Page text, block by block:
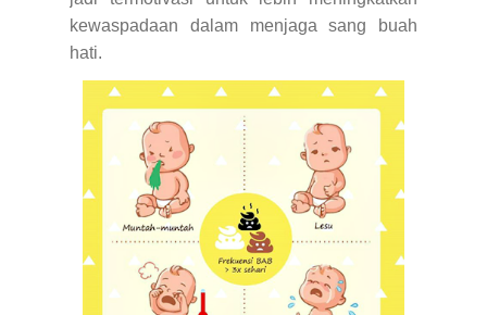
kewaspadaan dalam menjaga sang buah
hati.